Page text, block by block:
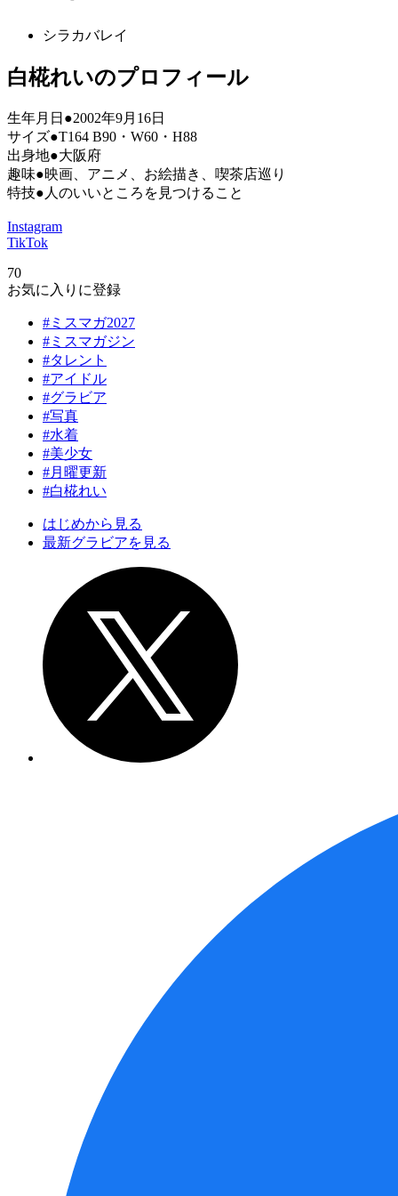
シラカバレイ
白椛れいのプロフィール
生年月日●2002年9月16日
サイズ●T164 B90・W60・H88
出身地●大阪府
趣味●映画、アニメ、お絵描き、喫茶店巡り
特技●人のいいところを見つけること
Instagram
TikTok
70
お気に入りに登録
#ミスマガ2027
#ミスマガジン
#タレント
#アイドル
#グラビア
#写真
#水着
#美少女
#月曜更新
#白椛れい
はじめから見る
最新グラビアを見る